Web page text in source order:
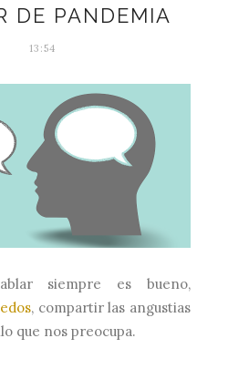
DE PANDEMIA
13:54
siempre es bueno,
, compartir las angustias
que nos preocupa.